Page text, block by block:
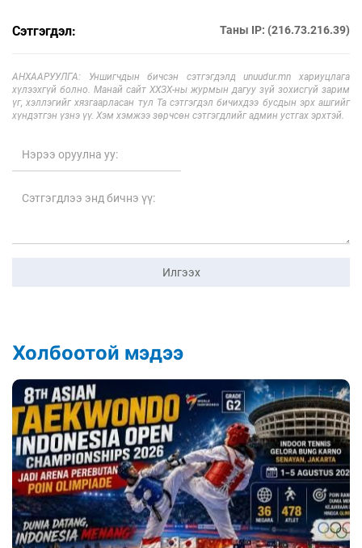
Сэтгэгдэл: Таны IP: (216.73.216.39)
АНХААРУУЛГА: Уншигчдын бичсэн сэтгэгдэлд unuudur.mn хариуцлага
хүлээхгүй болно. Манай сайт ХХЗХ-ны журмын дагуу зүй зохисгүй зарим
үг, хэллэгийг хязгаарласан тул Та сэтгэгдэл бичихдээ бусдын эрх ашгийг
хүндэтгэн үзнэ үү. Хэм хэмжээ зөрчсөн сэтгэгдлийг админ устгах эрхтэй.
Илгээх
Холбоотой мэдээ